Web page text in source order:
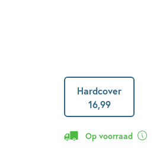
Hardcover
16,99
Op voorraad